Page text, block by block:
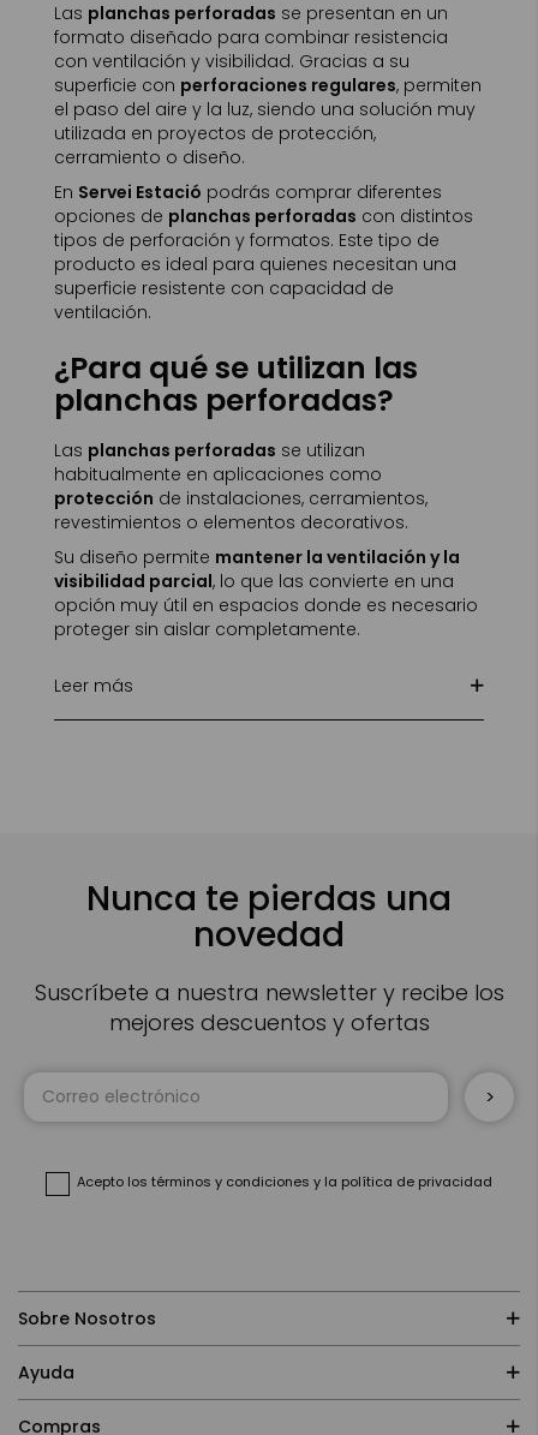
Las planchas perforadas se presentan en un
formato diseñado para combinar resistencia
con ventilación y visibilidad. Gracias a su
superficie con perforaciones regulares, permiten
el paso del aire y la luz, siendo una solución muy
utilizada en proyectos de protección,
cerramiento o diseño.
En Servei Estació podrás comprar diferentes
opciones de planchas perforadas con distintos
tipos de perforación y formatos. Este tipo de
producto es ideal para quienes necesitan una
superficie resistente con capacidad de
ventilación.
¿Para qué se utilizan las
planchas perforadas?
Las planchas perforadas se utilizan
habitualmente en aplicaciones como
protección de instalaciones, cerramientos,
revestimientos o elementos decorativos.
Su diseño permite mantener la ventilación y la
visibilidad parcial, lo que las convierte en una
opción muy útil en espacios donde es necesario
proteger sin aislar completamente.
Leer más
Nunca te pierdas una
novedad
Suscríbete a nuestra newsletter y recibe los
mejores descuentos y ofertas
Inscríbase
Acepto los términos y condiciones y la política de privacidad
Sobre Nosotros
Ayuda
Compras